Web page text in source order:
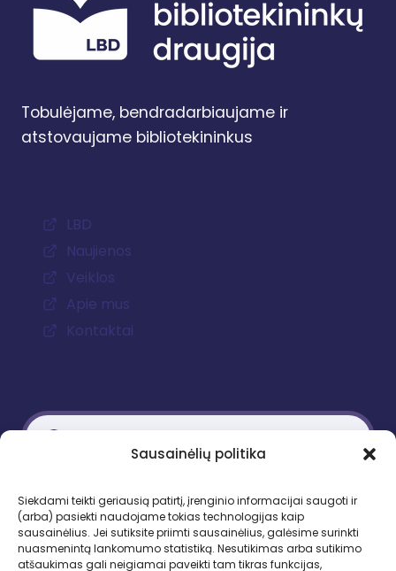
Sausainėlių politika
Siekdami teikti geriausią patirtį, įrenginio informacijai saugoti ir
(arba) pasiekti naudojame tokias technologijas kaip
sausainėlius. Jei sutiksite priimti sausainėlius, galėsime surinkti
nuasmenintą lankomumo statistiką. Nesutikimas arba sutikimo
atšaukimas gali neigiamai paveikti tam tikras funkcijas,
Tobulėjame, bendradarbiaujame ir
atstovaujame bibliotekininkus
LBD
Naujienos
Veiklos
Apie mus
Kontaktai
Gedimino pr. 51, LT-01109 Vilnius
Tel. +370 683 95403